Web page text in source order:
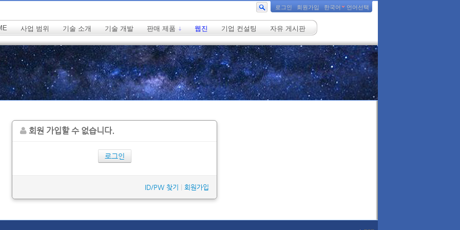
로그인 회원가입 한국어 언어선택
사업 범위 기술 소개 기술 개발 판매 제품 웹진 기업 컨설팅 자유 게시판
회원 가입할 수 없습니다.
로그인
ID/PW 찾기 회원가입